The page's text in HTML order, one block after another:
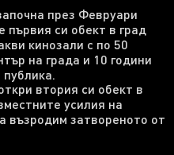
през Февруари
първия си обект в град
кинозали с по 50
на града и 10 години
втория си обект в
усилия на
възродим затвореното от